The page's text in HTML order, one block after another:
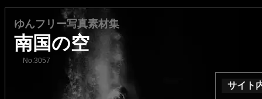
ゆんフリー写真素材集
南国の空
No.3057
サイト